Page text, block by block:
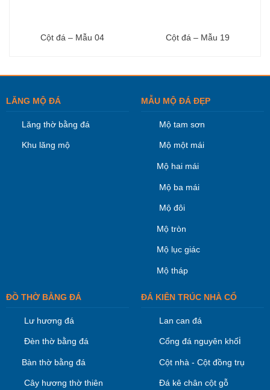
Cột đá – Mẫu 04 Cột đá – Mẫu 19
LĂNG MỘ ĐÁ
Lăng thờ bằng đá
Khu lăng mộ
MẪU MỘ ĐÁ ĐẸP
Mộ tam sơn
Mộ một mái
Mộ hai mái
Mộ ba mái
Mộ đôi
Mộ tròn
Mộ lục giác
Mộ tháp
ĐỒ THỜ BẰNG ĐÁ
Lư hương đá
Đèn thờ bằng đá
Bàn thờ bằng đá
Cây hương thờ thiên
ĐÁ KIÊN TRÚC NHÀ CỔ
Lan can đá
Cổng đá nguyên khối
Cột nhà - Cột đồng trụ
Đá kê chân cột gỗ